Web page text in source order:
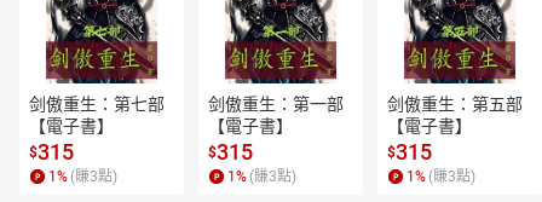
剑傲重生：第七部
【電子書】
$315
1 % (賺3點)
剑傲重生：第一部
【電子書】
$315
1 % (賺3點)
剑傲重生：第五部
【電子書】
$315
1 % (賺3點)